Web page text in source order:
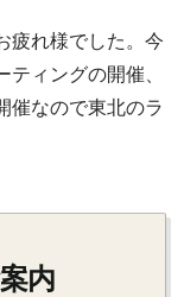
疲れ様でした。今
ィングの開催、
催なので東北のラ
内